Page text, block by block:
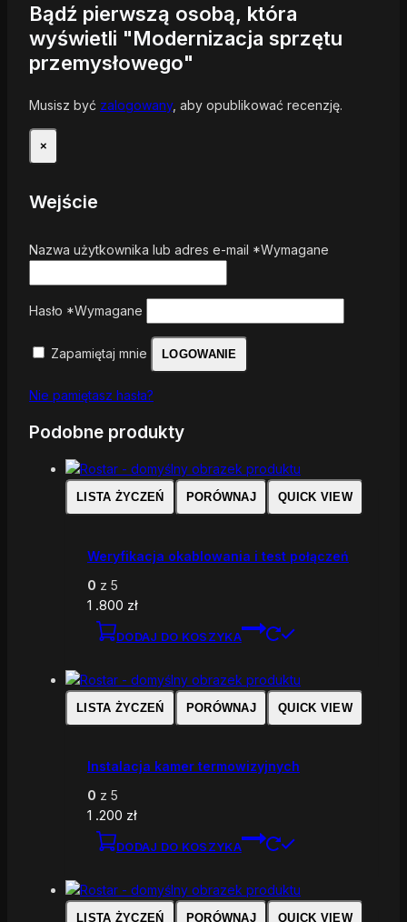
Bądź pierwszą osobą, która
wyświetli "Modernizacja sprzętu
przemysłowego"
Musisz być zalogowany, aby opublikować recenzję.
×
Wejście
Nazwa użytkownika lub adres e-mail *Wymagane
Hasło *Wymagane
Zapamiętaj mnie LOGOWANIE
Nie pamiętasz hasła?
Podobne produkty
LISTA ŻYCZEŃ PORÓWNAJ QUICK VIEW
Weryfikacja okablowania i test połączeń
0 z 5
1 .800 zł
DODAJ DO KOSZYKA
LISTA ŻYCZEŃ PORÓWNAJ QUICK VIEW
Instalacja kamer termowizyjnych
0 z 5
1 .200 zł
DODAJ DO KOSZYKA
LISTA ŻYCZEŃ PORÓWNAJ QUICK VIEW